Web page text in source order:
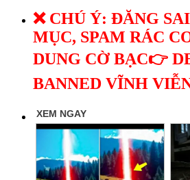
❌ CHÚ Ý: ĐĂNG
MỤC, SPAM RÁC
DUNG CỜ BẠC👉
BANNED VĨNH